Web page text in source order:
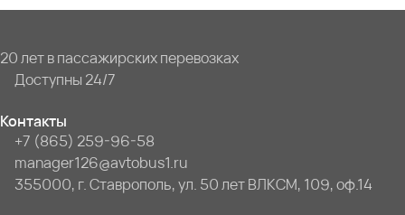
20 лет в пассажирских перевозках
Доступны 24/7
Контакты
+7 (865) 259-96-58
manager126@avtobus1.ru
355000, г. Ставрополь, ул. 50 лет ВЛКСМ, 109, оф.14